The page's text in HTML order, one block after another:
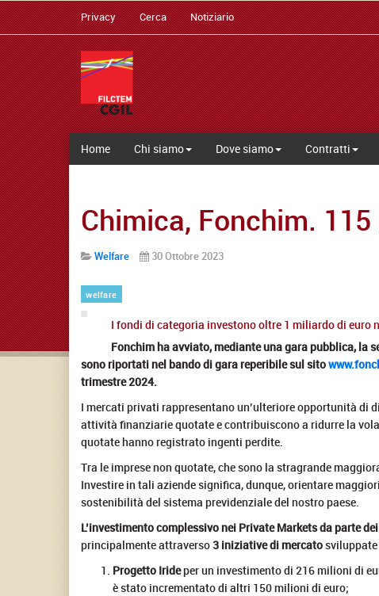
Privacy Cerca Notiziario
Home Chi siamo Dove siamo Contratti
Chimica, Fonchim.
Welfare 30 Ottobre 2023
welfare
I fondi di categoria investono oltre 1 miliardo di euro
Fonchim ha avviato, mediante una gara pubblica, la
sono riportati nel bando di gara reperibile sul sito
trimestre 2024.
I mercati privati rappresentano un’ulteriore opportunità di
attività finanziarie quotate e contribuiscono a ridurre la
quotate hanno registrato ingenti perdite.
Tra le imprese non quotate, che sono la stragrande
Investire in tali aziende significa, dunque, orientare
sostenibilità del sistema previdenziale del nostro paese.
L’investimento complessivo nei Private Markets da parte
principalmente attraverso 3 iniziative di mercatosviluppate
Progetto Irideper un investimento di 216 milioni di
è stato incrementato di altri 150 milioni di euro;